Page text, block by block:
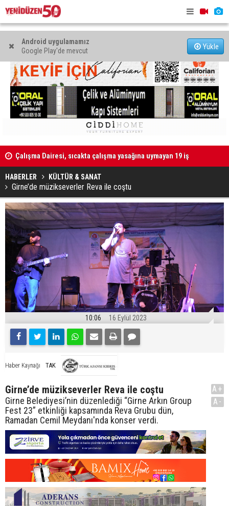
Android uygulamamız
Google Play'de mevcut
Yükle
Çalışma Dairesi, sıcakta çalışma yasağına uymayan 19 iş
yerine uyarı verdi
HABERLER KÜLTÜR & SANAT
Girne’de müzikseverler Reva ile coştu
10:06 16 Eylül 2023
Haber Kaynağı TAK
Girne’de müzikseverler Reva ile coştu
Girne Belediyesi’nin düzenlediği “Girne Arkın Group
Fest 23” etkinliği kapsamında Reva Grubu dün,
Ramadan Cemil Meydanı'nda konser verdi.
A+
A-